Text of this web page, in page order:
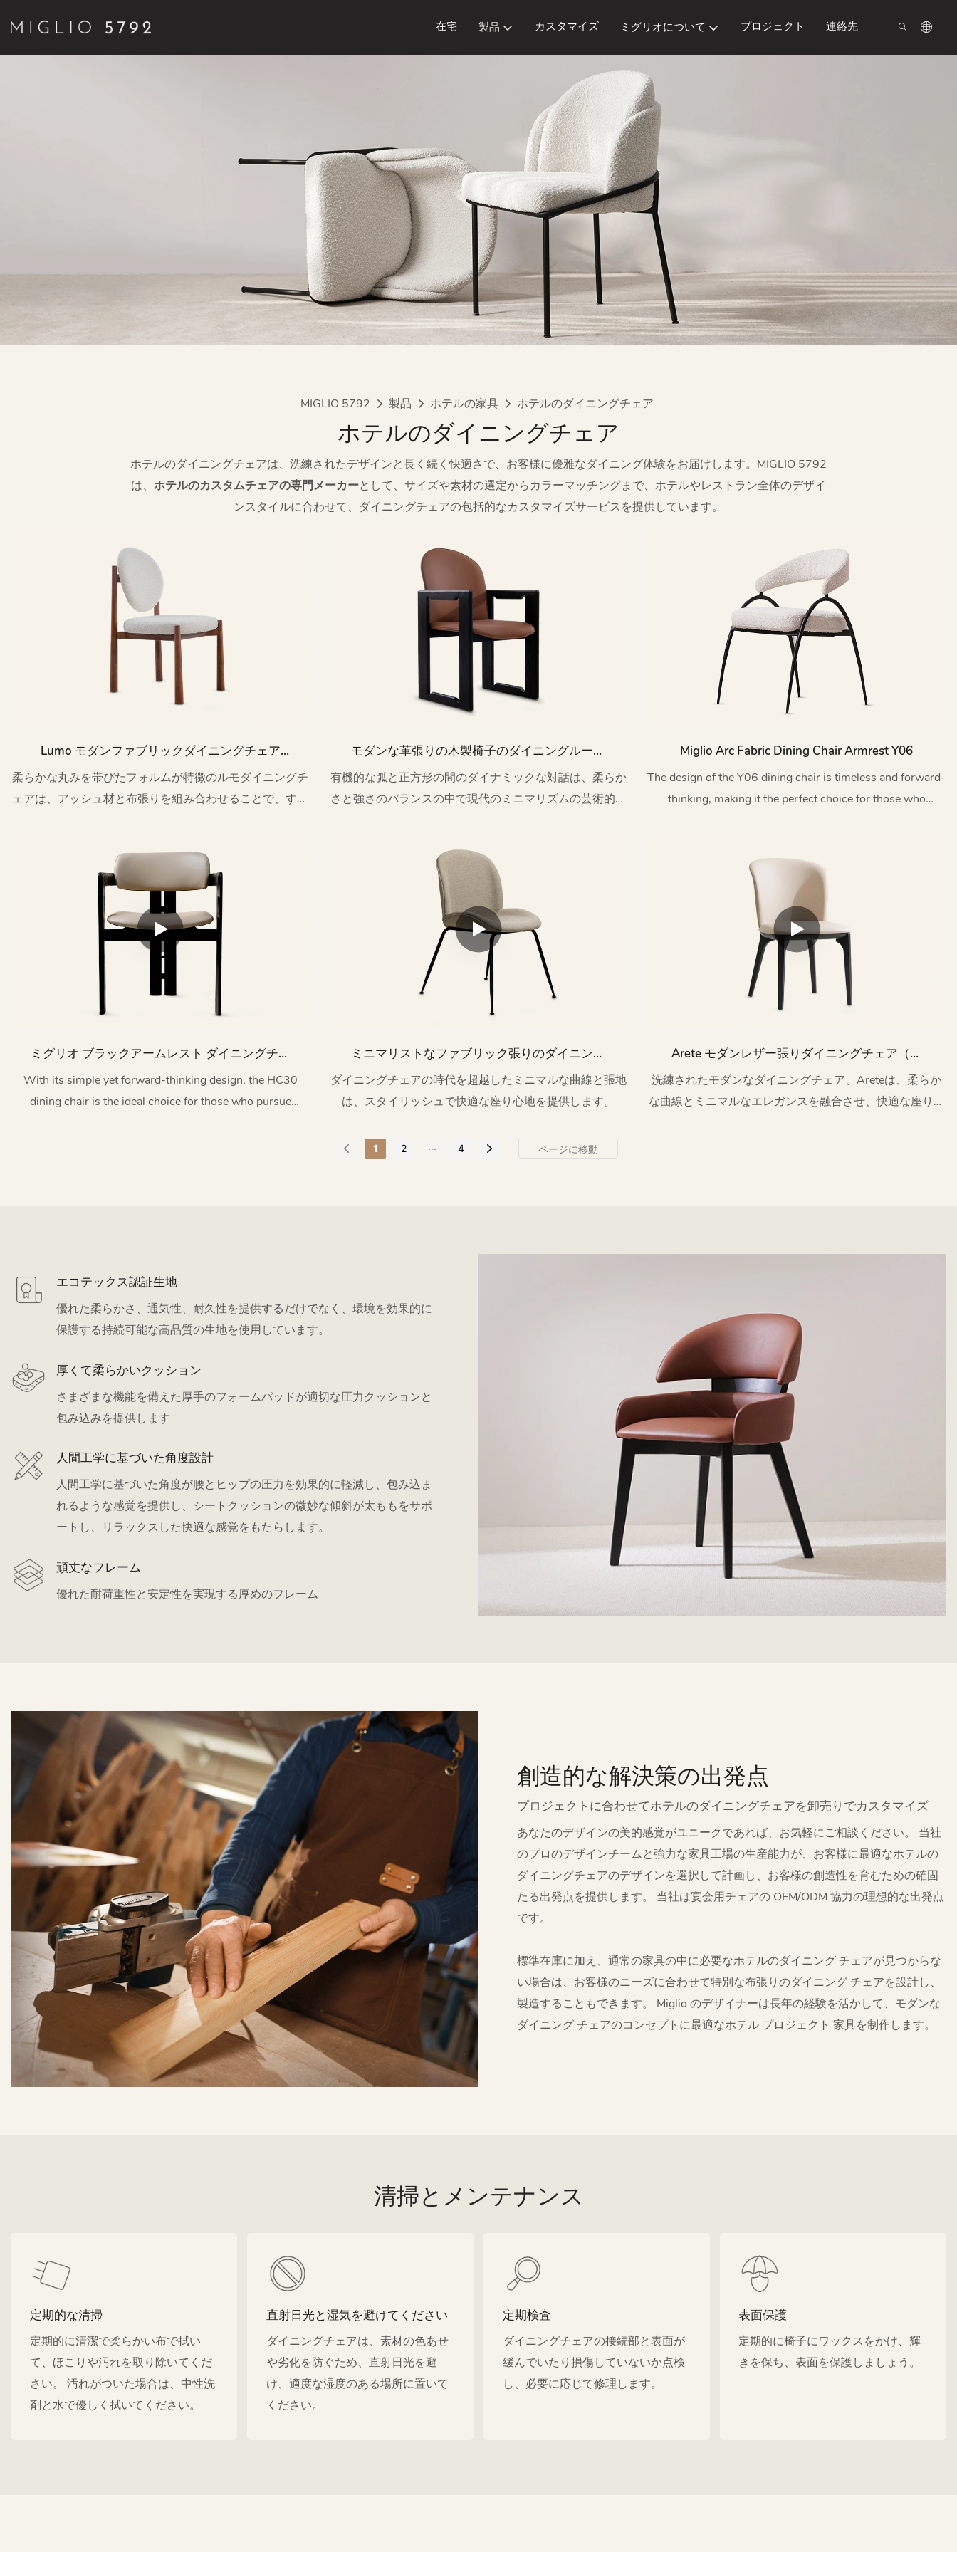
在宅 製品 カスタマイズ ミグリオについて プロジェクト 連絡先
MIGLIO 5792 製品 ホテルの家具 ホテルのダイニングチェア
ホテルのダイニングチェア
ホテルのダイニングチェアは、洗練されたデザインと長く続く快適さで、お客様に優雅なダイニング体験をお届けします。MIGLIO 5792
は、 ホテルのカスタムチェアの専門メーカーとして、サイズや素材の選定からカラーマッチングまで、ホテルやレストラン全体のデザイ
ンスタイルに合わせて、ダイニングチェアの包括的なカスタマイズサービスを提供しています。
Lumo モダンファブリックダイニングチェア
（木製フレーム）MY198
柔らかな丸みを帯びたフォルムが特徴のルモダイニングチ
ェアは、アッシュ材と布張りを組み合わせることで、すっ
モダンな革張りの木製椅子のダイニングルーム
私200
有機的な弧と正方形の間のダイナミックな対話は、柔らか
さと強さのバランスの中で現代のミニマリズムの芸術的な
Miglio Arc Fabric Dining Chair Armrest Y06
The design of the Y06 dining chair is timeless and forward-
thinking, making it the perfect choice for those who
ミグリオ ブラックアームレスト ダイニングチェ
ア アッシュウッド HC30
With its simple yet forward-thinking design, the HC30
dining chair is the ideal choice for those who pursue
ミニマリストなファブリック張りのダイニング
チェア（金属製脚付き）CT1013
ダイニングチェアの時代を超越したミニマルな曲線と張地
は、スタイリッシュで快適な座り心地を提供します。
Arete モダンレザー張りダイニングチェア（木
製脚付き）MY38
洗練されたモダンなダイニングチェア、Areteは、柔らか
な曲線とミニマルなエレガンスを融合させ、快適な座り心
1 2 ... 4
エコテックス認証生地
優れた柔らかさ、通気性、耐久性を提供するだけでなく、環境を効果的に
保護する持続可能な高品質の生地を使用しています。
厚くて柔らかいクッション
さまざまな機能を備えた厚手のフォームパッドが適切な圧力クッションと
包み込みを提供します
人間工学に基づいた角度設計
人間工学に基づいた角度が腰とヒップの圧力を効果的に軽減し、包み込ま
れるような感覚を提供し、シートクッションの微妙な傾斜が太ももをサポ
ートし、リラックスした快適な感覚をもたらします。
頑丈なフレーム
優れた耐荷重性と安定性を実現する厚めのフレーム
創造的な解決策の出発点
プロジェクトに合わせてホテルのダイニングチェアを卸売りでカスタマイズ
あなたのデザインの美的感覚がユニークであれば、お気軽にご相談ください。 当社
のプロのデザインチームと強力な家具工場の生産能力が、お客様に最適なホテルの
ダイニングチェアのデザインを選択して計画し、お客様の創造性を育むための確固
たる出発点を提供します。 当社は宴会用チェアの OEM/ODM 協力の理想的な出発点
です。
標準在庫に加え、通常の家具の中に必要なホテルのダイニング チェアが見つからな
い場合は、お客様のニーズに合わせて特別な布張りのダイニング チェアを設計し、
製造することもできます。 Miglio のデザイナーは長年の経験を活かして、モダンな
ダイニング チェアのコンセプトに最適なホテル プロジェクト 家具を制作します。
清掃とメンテナンス
定期的な清掃
定期的に清潔で柔らかい布で拭い
て、ほこりや汚れを取り除いてくだ
さい。 汚れがついた場合は、中性洗
剤と水で優しく拭いてください。
直射日光と湿気を避けてください
ダイニングチェアは、素材の色あせ
や劣化を防ぐため、直射日光を避
け、適度な湿度のある場所に置いて
ください。
定期検査
ダイニングチェアの接続部と表面が
緩んでいたり損傷していないか点検
し、必要に応じて修理します。
表面保護
定期的に椅子にワックスをかけ、輝
きを保ち、表面を保護しましょう。